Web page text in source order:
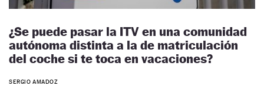
¿Se puede pasar la ITV en una comunidad
autónoma distinta a la de matriculación
del coche si te toca en vacaciones?
SERGIO AMADOZ